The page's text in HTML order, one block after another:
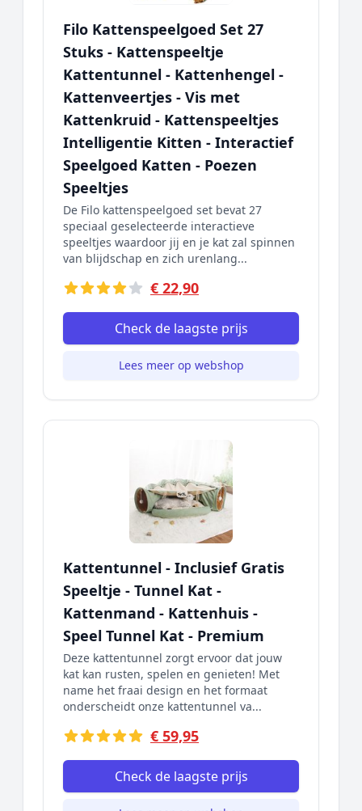
Filo Kattenspeelgoed Set 27
Stuks - Kattenspeeltje
Kattentunnel - Kattenhengel -
Kattenveertjes - Vis met
Kattenkruid - Kattenspeeltjes
Intelligentie Kitten - Interactief
Speelgoed Katten - Poezen
Speeltjes
De Filo kattenspeelgoed set bevat 27
speciaal geselecteerde interactieve
speeltjes waardoor jij en je kat zal spinnen
van blijdschap en zich urenlang...
€ 22,90
Check de laagste prijs
Lees meer op webshop
Kattentunnel - Inclusief Gratis
Speeltje - Tunnel Kat -
Kattenmand - Kattenhuis -
Speel Tunnel Kat - Premium
Deze kattentunnel zorgt ervoor dat jouw
kat kan rusten, spelen en genieten! Met
name het fraai design en het formaat
onderscheidt onze kattentunnel va...
€ 59,95
Check de laagste prijs